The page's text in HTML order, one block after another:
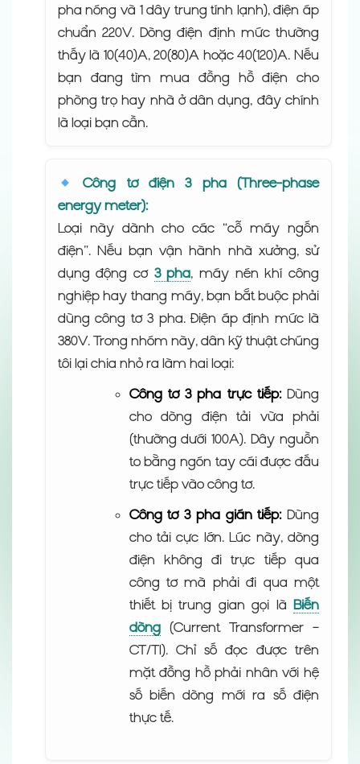
pha nóng và 1 dây trung tính lạnh), điện áp
chuẩn 220V. Dòng điện định mức thường
thấy là 10(40)A, 20(80)A hoặc 40(120)A. Nếu
bạn đang tìm mua đồng hồ điện cho
phòng trọ hay nhà ở dân dụng, đây chính
là loại bạn cần.
Công tơ điện 3 pha (Three-phase
energy meter):
Loại này dành cho các “cỗ máy ngốn
điện”. Nếu bạn vận hành nhà xưởng, sử
dụng động cơ 3 pha, máy nén khí công
nghiệp hay thang máy, bạn bắt buộc phải
dùng công tơ 3 pha. Điện áp định mức là
380V. Trong nhóm này, dân kỹ thuật chúng
tôi lại chia nhỏ ra làm hai loại:
Công tơ 3 pha trực tiếp:Dùng
cho dòng điện tải vừa phải
(thường dưới 100A). Dây nguồn
to bằng ngón tay cái được đấu
trực tiếp vào công tơ.
Công tơ 3 pha gián tiếp:Dùng
cho tải cực lớn. Lúc này, dòng
điện không đi trực tiếp qua
công tơ mà phải đi qua một
thiết bị trung gian gọi là Biến
dòng(Current Transformer –
CT/TI). Chỉ số đọc được trên
mặt đồng hồ phải nhân với hệ
số biến dòng mới ra số điện
thực tế.